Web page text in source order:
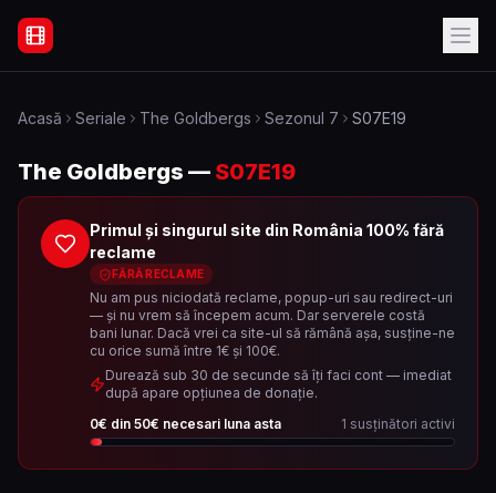
Filme Online Subtitrate - Acasă
Acasă Seriale The Goldbergs Sezonul 7 S07E19
The Goldbergs — S07E19
Primul și singurul site din România 100% fără
reclame
FĂRĂ RECLAME
Nu am pus niciodată reclame, popup-uri sau redirect-uri
— și nu vrem să începem acum. Dar serverele costă
bani lunar. Dacă vrei ca site-ul să rămână așa, susține-ne
cu orice sumă între 1€ și 100€.
Durează sub 30 de secunde să îți faci cont — imediat
după apare opțiunea de donație.
0€ din 50€ necesari luna asta 1 susținători activi